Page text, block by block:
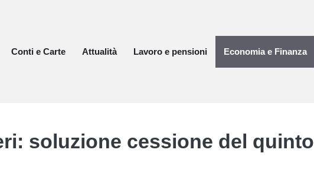
Conti e Carte
Attualità Lavoro e pensioni Economia e Finanza
soluzione cessione del quinto